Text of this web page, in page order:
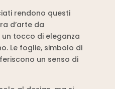
rendono questi
d’arte da
tocco di eleganza
Le foglie, simbolo di
un senso di